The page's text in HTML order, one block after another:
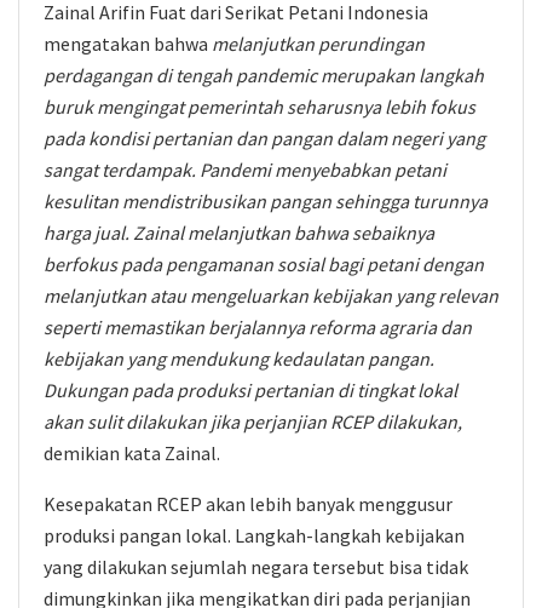
Zainal Arifin Fuat dari Serikat Petani Indonesia
mengatakan bahwa melanjutkan perundingan
perdagangan di tengah pandemic merupakan langkah
buruk mengingat pemerintah seharusnya lebih fokus
pada kondisi pertanian dan pangan dalam negeri yang
sangat terdampak. Pandemi menyebabkan petani
kesulitan mendistribusikan pangan sehingga turunnya
harga jual. Zainal melanjutkan bahwa sebaiknya
berfokus pada pengamanan sosial bagi petani dengan
melanjutkan atau mengeluarkan kebijakan yang relevan
seperti memastikan berjalannya reforma agraria dan
kebijakan yang mendukung kedaulatan pangan.
Dukungan pada produksi pertanian di tingkat lokal
akan sulit dilakukan jika perjanjian RCEP dilakukan,
demikian kata Zainal.
Kesepakatan RCEP akan lebih banyak menggusur
produksi pangan lokal. Langkah-langkah kebijakan
yang dilakukan sejumlah negara tersebut bisa tidak
dimungkinkan jika mengikatkan diri pada perjanjian